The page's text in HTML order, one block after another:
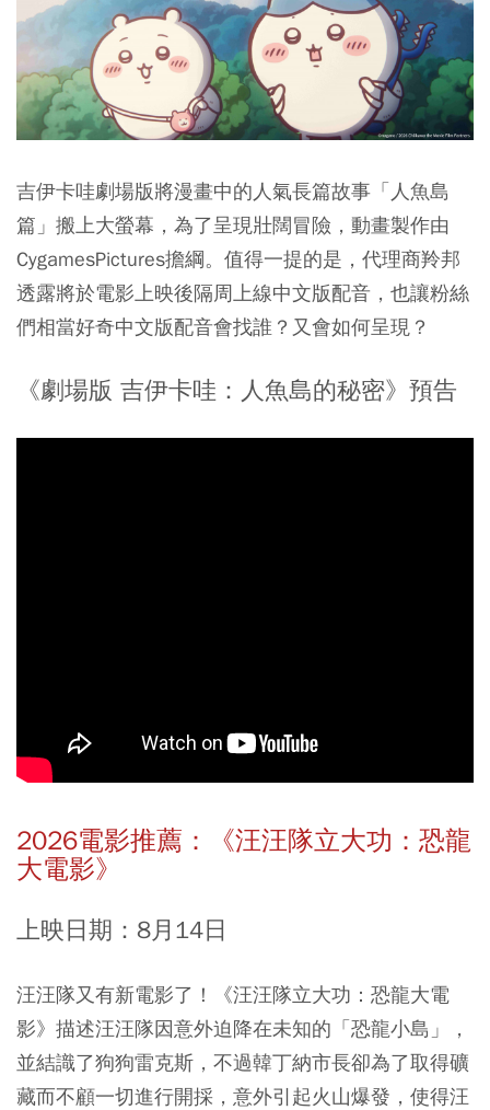
吉伊卡哇劇場版將漫畫中的人氣長篇故事「人魚島
篇」搬上大螢幕，為了呈現壯闊冒險，動畫製作由
CygamesPictures擔綱。值得一提的是，代理商羚邦
透露將於電影上映後隔周上線中文版配音，也讓粉絲
們相當好奇中文版配音會找誰？又會如何呈現？
《劇場版 吉伊卡哇：人魚島的秘密》預告
2026電影推薦：《汪汪隊立大功：恐龍
大電影》
上映日期：8月14日
汪汪隊又有新電影了！《汪汪隊立大功：恐龍大電
影》描述汪汪隊因意外迫降在未知的 「恐龍小島」，
並結識了狗狗雷克斯，不過韓丁納市長卻為了取得礦
藏而不顧一切進行開採，意外引起火山爆發，使得汪